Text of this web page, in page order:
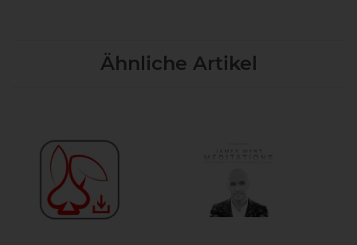
Ähnliche Artikel